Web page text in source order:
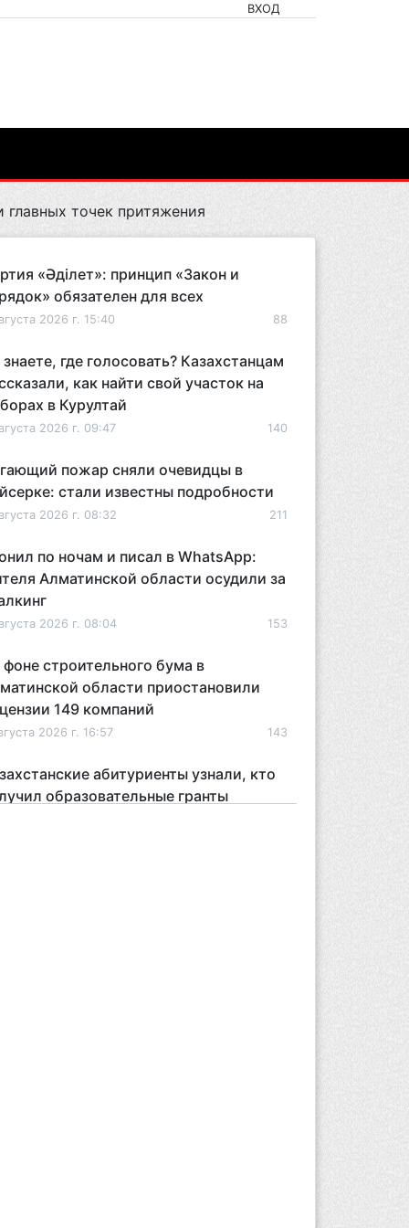
ВХОД
точек притяжения
«Әділет»: принцип «Закон и
обязателен для всех
2026 г. 15:40 88
где голосовать? Казахстанцам
как найти свой участок на
в Курултай
2026 г. 09:47 140
пожар сняли очевидцы в
стали известны подробности
2026 г. 08:32 211
по ночам и писал в WhatsApp:
Алматинской области осудили за
2026 г. 08:04 153
строительного бума в
области приостановили
149 компаний
2026 г. 16:57 143
абитуриенты узнали, кто
образовательные гранты